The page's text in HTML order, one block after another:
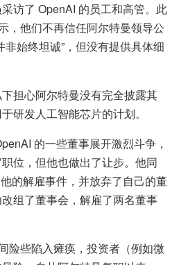
访了 OpenAI 的员工和高管。此
，他们不再信任阿尔特曼领导公
始终坦诚”，但没有提供具体细
担心阿尔特曼没有完全披露其
研发人工智能芯片的计划。
的一些董事展开激烈斗争，
位，但他也做出了让步。他同
的解雇事件，并放弃了自己的董
组了董事会，解雇了两名董事
险些陷入瘫痪，投资者（例如微